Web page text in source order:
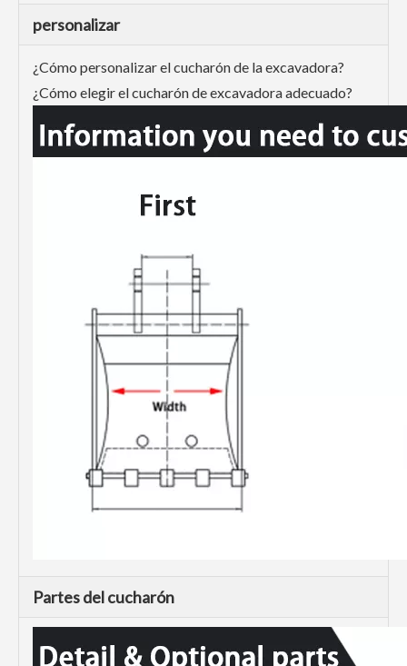
personalizar
¿Cómo personalizar el cucharón de la excavadora?
¿Cómo elegir el cucharón de excavadora adecuado?
Partes del cucharón